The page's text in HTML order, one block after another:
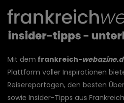
Mit dem frankreich-
Plattform voller Inspirationen
Reisereportagen, den besten
sowie Insider-Tipps aus